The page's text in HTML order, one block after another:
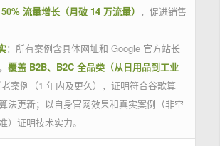
流量增长（月破 14 万流量） ，促进销售
：所有案例含具体网址和 Google 官方站长
覆盖 B2B、B2C 全品类（从日用品到工业
案例（1 年内及更久），证明符合谷歌算
法更新；以自身官网效果和真实案例（非空
）证明技术实力。